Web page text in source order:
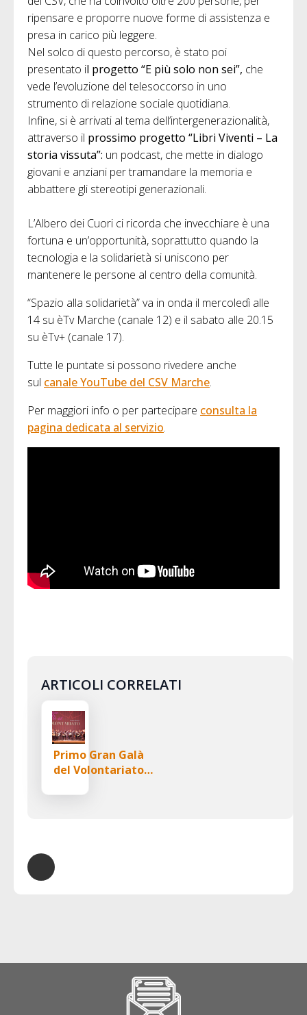
ripensare e proporre nuove forme di assistenza e
presa in carico più leggere.
Nel solco di questo percorso, è stato poi
presentato il progetto “E più solo non sei”, che
vede l’evoluzione del telesoccorso in uno
strumento di relazione sociale quotidiana.
Infine, si è arrivati al tema dell’intergenerazionalità,
attraverso il prossimo progetto “Libri Viventi – La
storia vissuta”: un podcast, che mette in dialogo
giovani e anziani per tramandare la memoria e
abbattere gli stereotipi generazionali.
L’Albero dei Cuori ci ricorda che invecchiare è una
fortuna e un’opportunità, soprattutto quando la
tecnologia e la solidarietà si uniscono per
mantenere le persone al centro della comunità.
“Spazio alla solidarietà” va in onda il mercoledì alle
14 su èTv Marche (canale 12) e il sabato alle 20.15
su èTv+ (canale 17).
Tutte le puntate si possono rivedere anche
sul canale YouTube del CSV Marche.
Per maggiori info o per partecipare consulta la
pagina dedicata al servizio.
ARTICOLI CORRELATI
Primo Gran Galà
del Volontariato…